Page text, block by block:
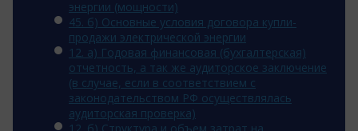
энергии (мощности)
45. б) Основные условия договора купли-
продажи электрической энергии
12. a) Годовая финансовая (бухгалтерская)
отчетность, а так же аудиторское заключение
(в случае, если в соответствием с
законодательством РФ осуществлялась
аудиторская проверка)